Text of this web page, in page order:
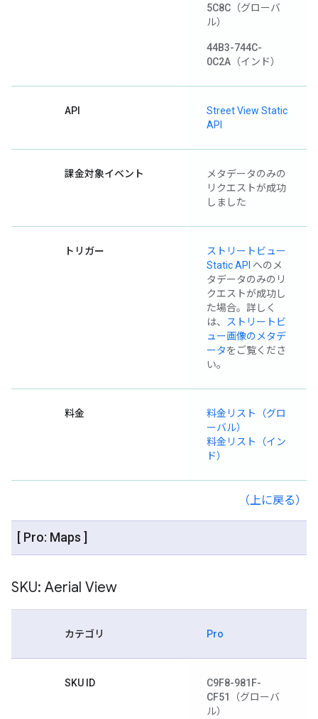
5C8C （グローバ
ル）
44B3-744C-
0C2A （インド）
API
Street View Static
API
課金対象イベント
メタデータのみの
リクエストが成功
しました
トリガー
ストリートビュー
Static API へのメ
タデータのみのリ
クエストが成功し
た場合。詳しく
は、
ストリートビ
ュー画像のメタデ
ータをご覧くださ
い。
料金
料金リスト（グロ
ーバル）
料金リスト（イン
ド）
（上に戻る）
[ Pro: Maps ]
SKU: Aerial View
カテゴリ Pro
SKU ID
C9F8-981F-
CF51
（グローバ
ル）